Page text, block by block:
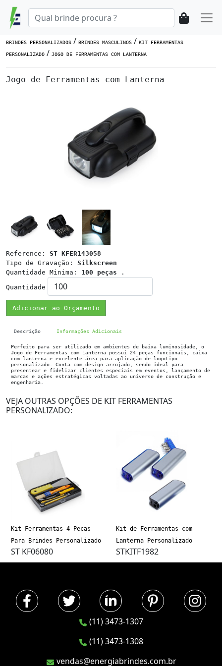
BRINDES PERSONALIZADOS / BRINDES MASCULINOS / KIT FERRAMENTAS
PERSONALIZADO / JOGO DE FERRAMENTAS COM LANTERNA
Jogo de Ferramentas com Lanterna
Reference: ST KFER143058
Tipo de Gravação: Silkscreen
Quantidade Minima: 100 peças .
Quantidade
Adicionar ao Orçamento
Descrição Informações Adicionais
Perfeito para ser utilizado em ambientes de baixa luminosidade, o
Jogo de Ferramentas com Lanterna possui 24 peças funcionais, caixa
com lanterna e excelente área para aplicação de logotipo
personalizado. Conta com design arrojado, sendo ideal para
presentear e fidelizar clientes especiais em eventos, lançamento de
marcas e ações estratégicas voltadas ao universo de construção e
engenharia.
VEJA OUTRAS OPÇÕES DE KIT FERRAMENTAS
PERSONALIZADO:
Kit Ferramentas 4 Pecas
Para Brindes Personalizado
ST KF06080
Kit de Ferramentas com
Lanterna Personalizado
STKITF1982
(11) 3473-1307
(11) 3473-1308
vendas@energiabrindes.com.br